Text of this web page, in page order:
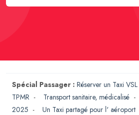
Spécial Passager : Réserver un Taxi VSL
TPMR - Transport sanitaire, médicalisé -
2025 - Un Taxi partagé pour l' aéroport